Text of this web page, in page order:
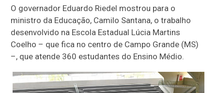
O governador Eduardo Riedel mostrou para o
ministro da Educação, Camilo Santana, o trabalho
desenvolvido na Escola Estadual Lúcia Martins
Coelho – que fica no centro de Campo Grande (MS)
–, que atende 360 estudantes do Ensino Médio.